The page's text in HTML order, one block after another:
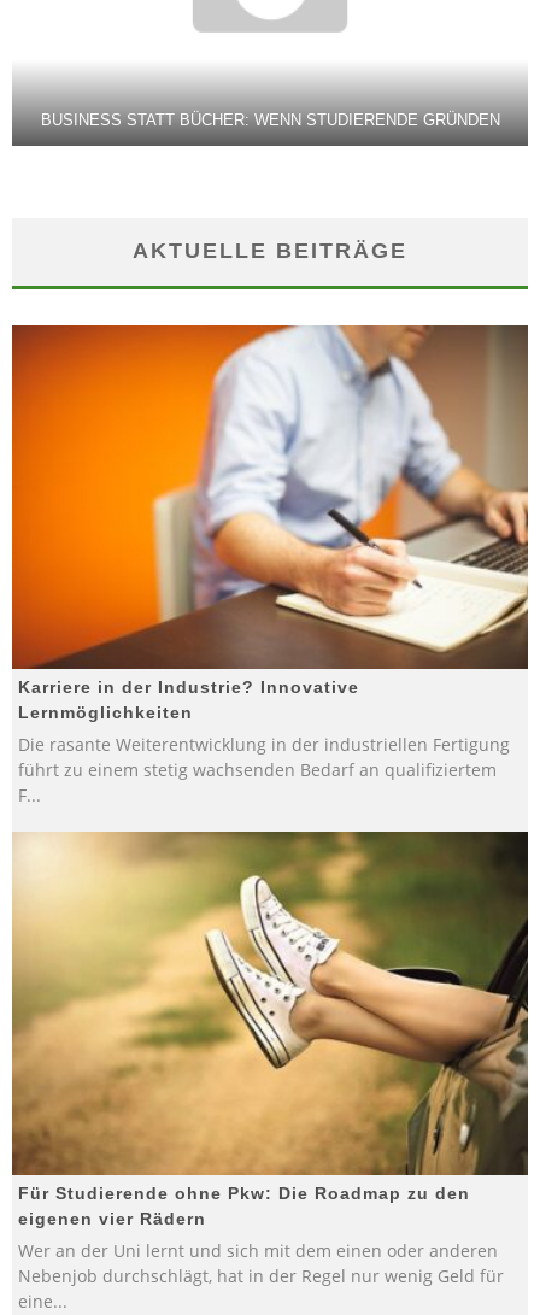
BUSINESS STATT BÜCHER: WENN STUDIERENDE GRÜNDEN
AKTUELLE BEITRÄGE
Karriere in der Industrie? Innovative
Lernmöglichkeiten
Die rasante Weiterentwicklung in der industriellen Fertigung
führt zu einem stetig wachsenden Bedarf an qualifiziertem
F...
Für Studierende ohne Pkw: Die Roadmap zu den
eigenen vier Rädern
Wer an der Uni lernt und sich mit dem einen oder anderen
Nebenjob durchschlägt, hat in der Regel nur wenig Geld für
eine...